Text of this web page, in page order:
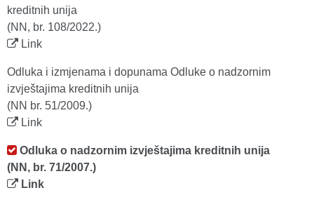
kreditnih unija
(NN, br. 108/2022.)
Link
Odluka i izmjenama i dopunama Odluke o nadzornim
izvještajima kreditnih unija
(NN br. 51/2009.)
Link
Odluka o nadzornim izvještajima kreditnih unija
(NN, br. 71/2007.)
Link